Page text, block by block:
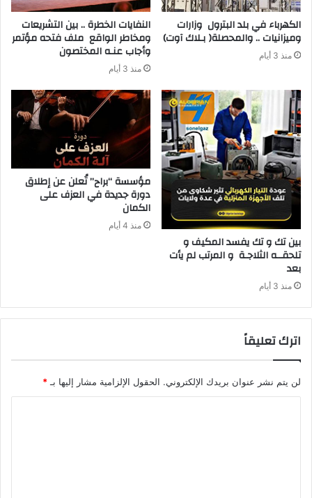
‬وميزانيات‭ .. ‬والمحصلة‭ )‬بـلاك‭ ‬آوت)
منذ 3 أيام ‬وأجاب‭ ‬عنـه‭ ‬المختصون
منذ 3 أيام
‬بعد‭ ‬
منذ 3 أيام
مؤسسة “براح” تُعلن عن إطلاق
دورة جديدة في العزف على
الكمان
منذ 4 أيام
اترك تعليقاً
لن يتم نشر عنوان بريدك الإلكتروني. الحقول الإلزامية مشار إليها بـ *